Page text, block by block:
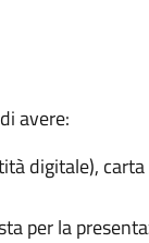
avere:
digitale),
per la